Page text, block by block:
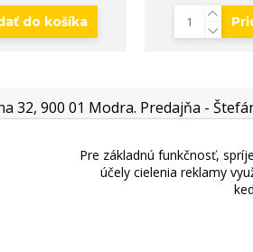
do košíka
32, 900 01 Modra. Predajňa -
Pre základnú funkčnosť,
účely cielenia reklamy